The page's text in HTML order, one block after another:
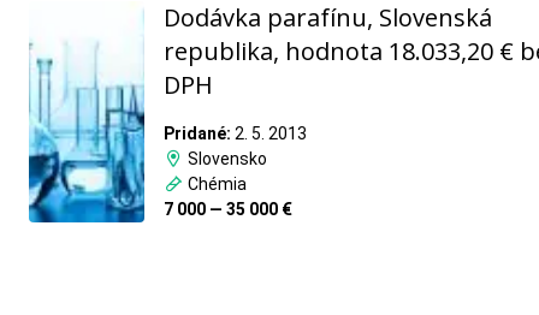
Dodávka parafínu, Slovenská
republika, hodnota 18.033,20 €
DPH
Pridané: 2. 5. 2013
Slovensko
Chémia
7 000 — 35 000 €